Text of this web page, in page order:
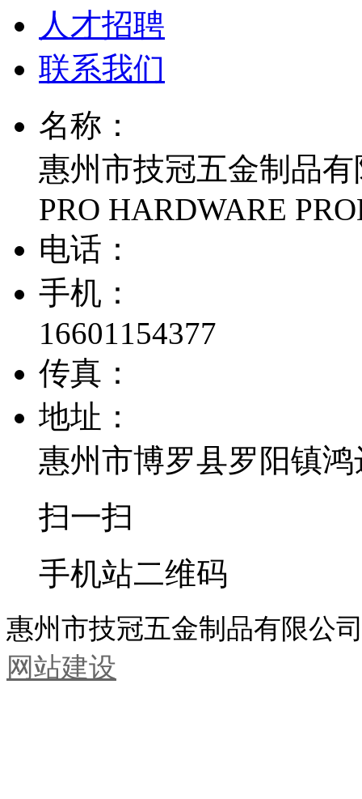
人才招聘
联系我们
名称：
惠州市技冠五金制品
PRO HARDWARE
电话：
手机：
16601154377
传真：
地址：
惠州市博罗县罗阳镇
扫一扫
手机站二维码
惠州市技冠五金制品有限公
网站建设